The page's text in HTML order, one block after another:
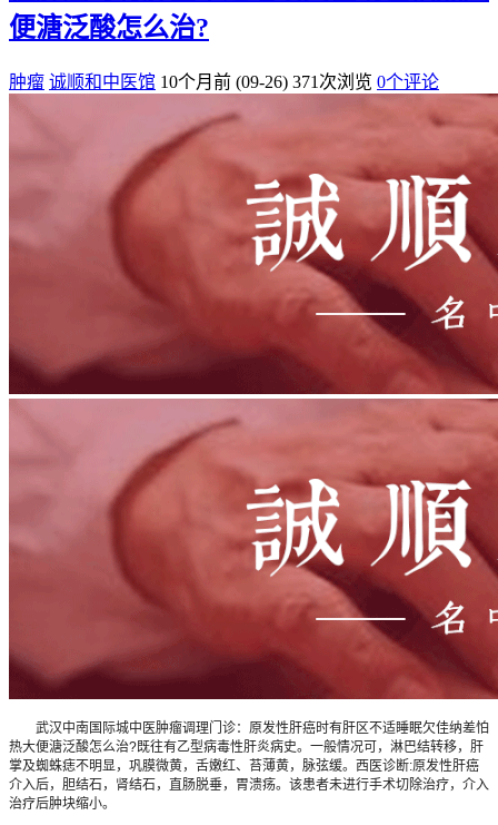
便溏泛酸怎么治?
肿瘤 诚顺和中医馆 10个月前 (09-26) 371次浏览 0个评论
武汉中南国际城中医肿瘤调理门诊：原发性肝癌时有肝区不适睡眠欠佳纳差怕
热大便溏泛酸怎么治?既往有乙型病毒性肝炎病史。一般情况可，淋巴结转移，肝
掌及蜘蛛痣不明显，巩膜微黄，舌嫩红、苔薄黄，脉弦缓。西医诊断:原发性肝癌
介入后，胆结石，肾结石，直肠脱垂，胃溃疡。该患者未进行手术切除治疗，介入
治疗后肿块缩小。